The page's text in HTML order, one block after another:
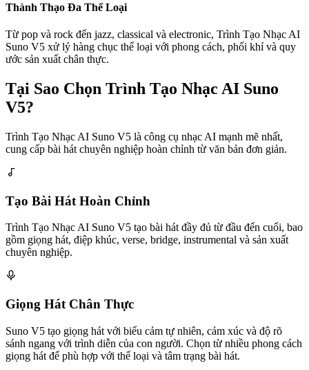
Thành Thạo Đa Thể Loại
Từ pop và rock đến jazz, classical và electronic, Trình Tạo Nhạc AI
Suno V5 xử lý hàng chục thể loại với phong cách, phối khí và quy
ước sản xuất chân thực.
Tại Sao Chọn Trình Tạo Nhạc AI Suno
V5?
Trình Tạo Nhạc AI Suno V5 là công cụ nhạc AI mạnh mẽ nhất,
cung cấp bài hát chuyên nghiệp hoàn chỉnh từ văn bản đơn giản.
Tạo Bài Hát Hoàn Chỉnh
Trình Tạo Nhạc AI Suno V5 tạo bài hát đầy đủ từ đầu đến cuối, bao
gồm giọng hát, điệp khúc, verse, bridge, instrumental và sản xuất
chuyên nghiệp.
Giọng Hát Chân Thực
Suno V5 tạo giọng hát với biểu cảm tự nhiên, cảm xúc và độ rõ
sánh ngang với trình diễn của con người. Chọn từ nhiều phong cách
giọng hát để phù hợp với thể loại và tâm trạng bài hát.